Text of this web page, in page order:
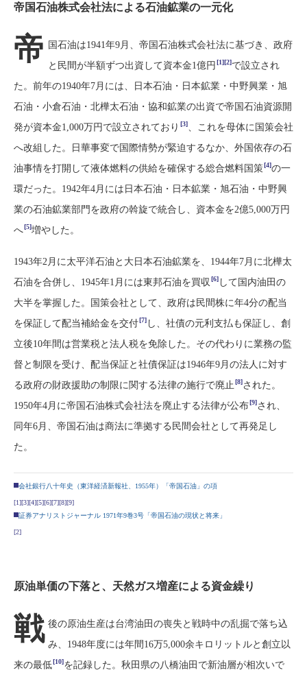
帝国石油株式会社法による石油鉱業の一元化
帝 国石油は1941年9月、帝国石油株式会社法に基づき、政府
と民間が半額ずつ出資して資本金1億円 [1][2]で設立され
た。前年の1940年7月には、日本石油・日本鉱業・中野興業・旭
石油・小倉石油・北樺太石油・協和鉱業の出資で帝国石油資源開
発が資本金1,000万円で設立されており [3]
、これを母体に国策会社
へ改組した。日華事変で国際情勢が緊迫するなか、外国依存の石
油事情を打開して液体燃料の供給を確保する総合燃料国策[4]の一
環だった。1942年4月には日本石油・日本鉱業・旭石油・中野興
業の石油鉱業部門を政府の斡旋で統合し、資本金を2億5,000万円
へ[5]増やした。
1943年2月に太平洋石油と大日本石油鉱業を、1944年7月に北樺太
石油を合併し、1945年1月には東邦石油を買収 [6] して国内油田の
大半を掌握した。国策会社として、政府は民間株に年4分の配当
を保証して配当補給金を交付[7] し、社債の元利支払も保証し、創
立後10年間は営業税と法人税を免除した。その代わりに業務の監
督と制限を受け、配当保証と社債保証は1946年9月の法人に対す
る政府の財政援助の制限に関する法律の施行で廃止 [8]された。
1950年4月に帝国石油株式会社法を廃止する法律が公布[9]され、
同年6月、帝国石油は商法に準拠する民間会社として再発足し
た。
会社銀行八十年史（東洋経済新報社、1955年）「帝国石油」の項
[1][3][4][5][6][7][8][9]
証券アナリストジャーナル 1971年9巻3号「帝国石油の現状と将来」
[2]
原油単価の下落と、天然ガス増産による資金繰り
戦 後の原油生産は台湾油田の喪失と戦時中の乱掘で落ち込
み、1948年度には年間16万5,000余キロリットルと創立以
来の最低[10]を記録した。秋田県の八橋油田で新油層が相次いで